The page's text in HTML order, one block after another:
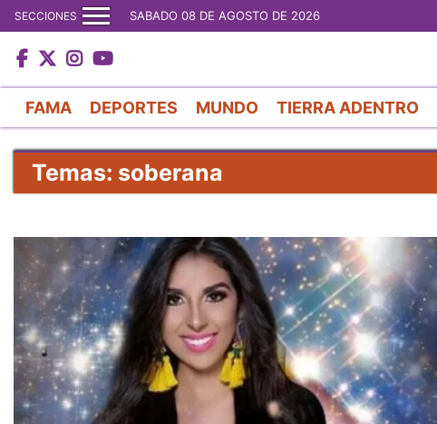
SECCIONES SABADO 08 DE AGOSTO DE 2026
FAMA DEPORTES MUNDO TIERRA ADENTRO
Temas: soberana